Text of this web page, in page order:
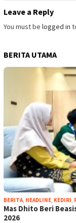
Leave a Reply
You must be logged in
BERITA UTAMA
BERITA, HEADLINE, KEDIRI,
Mas Dhito Beri
2026